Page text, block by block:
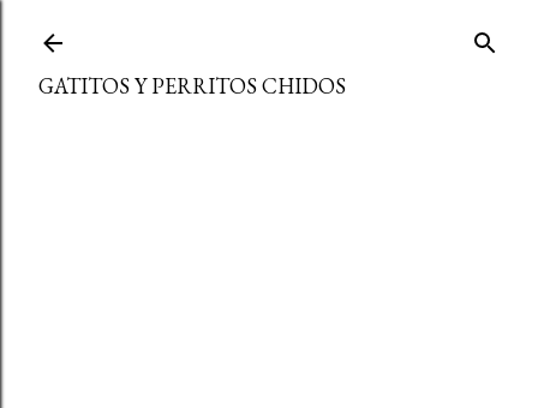
GATITOS Y PERRITOS CHIDOS